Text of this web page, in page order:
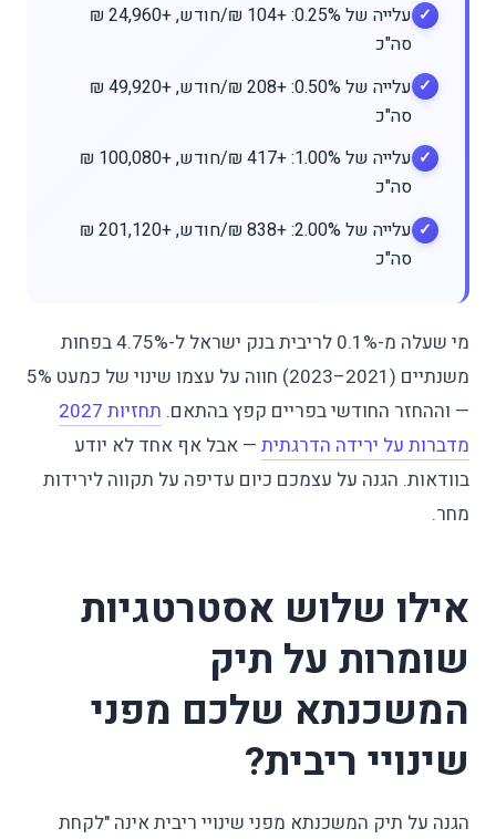
עלייה של 0.25%: +104 ₪/חודש, +24,960 ₪
סה"כ
עלייה של 0.50%: +208 ₪/חודש, +49,920 ₪
סה"כ
עלייה של 1.00%: +417 ₪/חודש, +100,080 ₪
סה"כ
עלייה של 2.00%: +838 ₪/חודש, +201,120 ₪
סה"כ
מי שעלה מ-0.1% לריבית בנק ישראל ל-4.75% בפחות
משנתיים (2021–2023) חווה על עצמו שינוי של כמעט 5%
— וההחזר החודשי בפריים קפץ בהתאם.
תחזיות 2027
מדברות על ירידה הדרגתית — אבל אף אחד לא יודע
בוודאות. הגנה על עצמכם כיום עדיפה על תקווה לירידות
מחר.
אילו שלוש אסטרטגיות
שומרות על תיק
המשכנתא שלכם מפני
שינויי ריבית?
הגנה על תיק המשכנתא מפני שינויי ריבית אינה "לקחת